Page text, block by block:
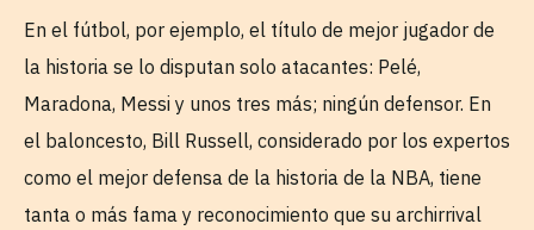
En el fútbol, por ejemplo, el título de mejor jugador de
la historia se lo disputan solo atacantes: Pelé,
Maradona, Messi y unos tres más; ningún defensor. En
el baloncesto, Bill Russell, considerado por los expertos
como el mejor defensa de la historia de la NBA, tiene
tanta o más fama y reconocimiento que su archirrival